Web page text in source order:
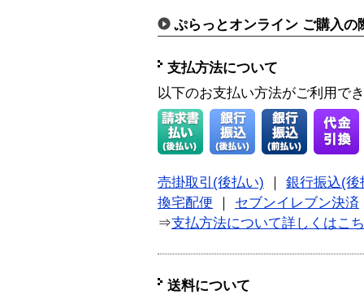
ぷらっとオンライン ご購入の
支払方法について
以下のお支払い方法がご利用で
売掛取引(後払い)
銀行振込(後
換宅配便
セブンイレブン決済
⇒支払方法について詳しくはこ
送料について